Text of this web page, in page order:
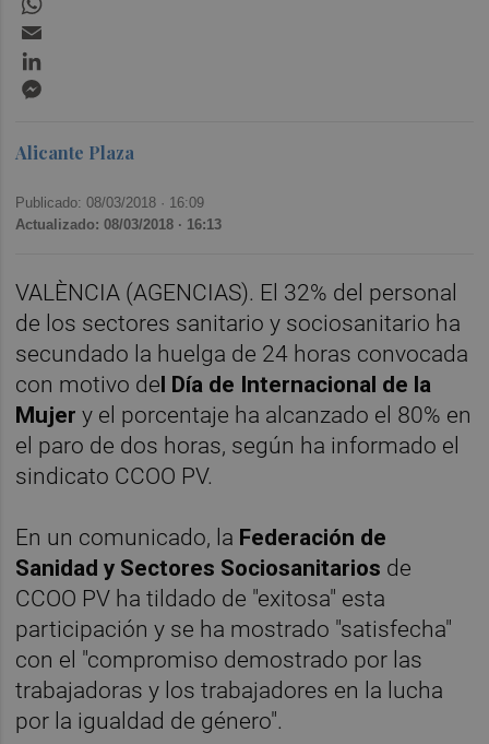
Alicante Plaza
Publicado: 08/03/2018 · 16:09
Actualizado: 08/03/2018 · 16:13
VALÈNCIA (AGENCIAS). El 32% del personal
de los sectores sanitario y sociosanitario ha
secundado la huelga de 24 horas convocada
con motivo del Día de Internacional de la
Mujery el porcentaje ha alcanzado el 80% en
el paro de dos horas, según ha informado el
sindicato CCOO PV.
En un comunicado, la Federación de
Sanidad y Sectores Sociosanitarios de
CCOO PV ha tildado de "exitosa" esta
participación y se ha mostrado "satisfecha"
con el "compromiso demostrado por las
trabajadoras y los trabajadores en la lucha
por la igualdad de género".